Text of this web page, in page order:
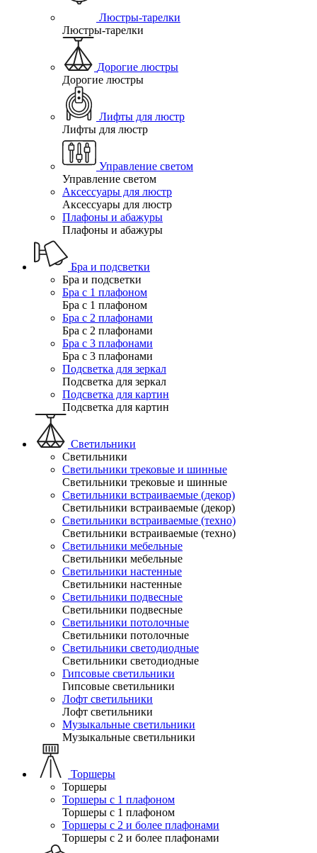
Люстры-тарелки
Люстры-тарелки
Дорогие люстры
Дорогие люстры
Лифты для люстр
Лифты для люстр
Управление светом
Управление светом
Аксессуары для люстр
Аксессуары для люстр
Плафоны и абажуры
Плафоны и абажуры
Бра и подсветки
Бра и подсветки
Бра с 1 плафоном
Бра с 1 плафоном
Бра с 2 плафонами
Бра с 2 плафонами
Бра с 3 плафонами
Бра с 3 плафонами
Подсветка для зеркал
Подсветка для зеркал
Подсветка для картин
Подсветка для картин
Светильники
Светильники
Светильники трековые и шинные
Светильники трековые и шинные
Светильники встраиваемые (декор)
Светильники встраиваемые (декор)
Светильники встраиваемые (техно)
Светильники встраиваемые (техно)
Светильники мебельные
Светильники мебельные
Светильники настенные
Светильники настенные
Светильники подвесные
Светильники подвесные
Светильники потолочные
Светильники потолочные
Светильники светодиодные
Светильники светодиодные
Гипсовые светильники
Гипсовые светильники
Лофт светильники
Лофт светильники
Музыкальные светильники
Музыкальные светильники
Торшеры
Торшеры
Торшеры с 1 плафоном
Торшеры с 1 плафоном
Торшеры с 2 и более плафонами
Торшеры с 2 и более плафонами